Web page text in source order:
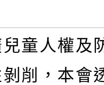
童人權及
剝削，本會